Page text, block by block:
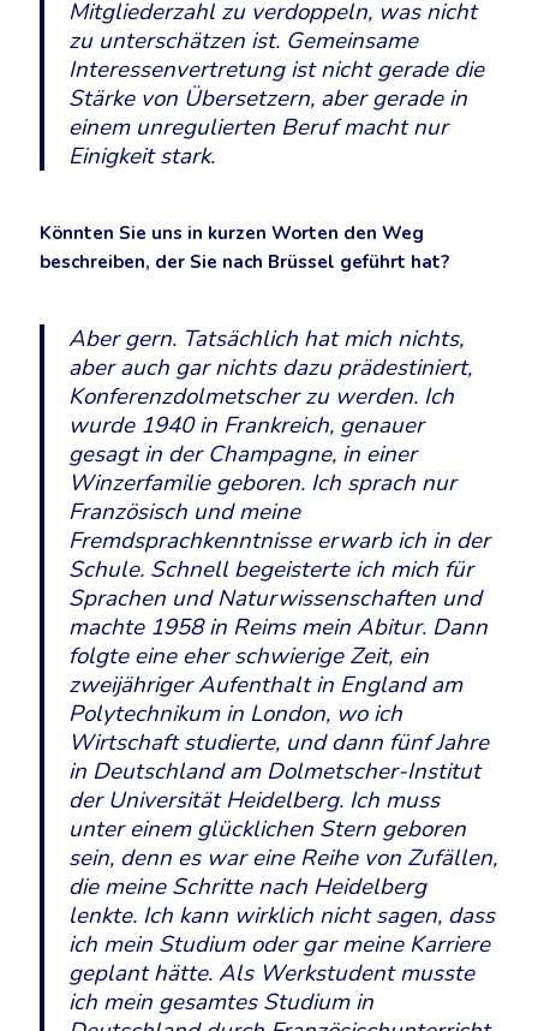
Mitgliederzahl zu verdoppeln, was nicht
zu unterschätzen ist. Gemeinsame
Interessenvertretung ist nicht gerade die
Stärke von Übersetzern, aber gerade in
einem unregulierten Beruf macht nur
Einigkeit stark.
Könnten Sie uns in kurzen Worten den Weg
beschreiben, der Sie nach Brüssel geführt hat?
Aber gern. Tatsächlich hat mich nichts,
aber auch gar nichts dazu prädestiniert,
Konferenzdolmetscher zu werden. Ich
wurde 1940 in Frankreich, genauer
gesagt in der Champagne, in einer
Winzerfamilie geboren. Ich sprach nur
Französisch und meine
Fremdsprachkenntnisse erwarb ich in der
Schule. Schnell begeisterte ich mich für
Sprachen und Naturwissenschaften und
machte 1958 in Reims mein Abitur. Dann
folgte eine eher schwierige Zeit, ein
zweijähriger Aufenthalt in England am
Polytechnikum in London, wo ich
Wirtschaft studierte, und dann fünf Jahre
in Deutschland am Dolmetscher-Institut
der Universität Heidelberg. Ich muss
unter einem glücklichen Stern geboren
sein, denn es war eine Reihe von Zufällen,
die meine Schritte nach Heidelberg
lenkte. Ich kann wirklich nicht sagen, dass
ich mein Studium oder gar meine Karriere
geplant hätte. Als Werkstudent musste
ich mein gesamtes Studium in